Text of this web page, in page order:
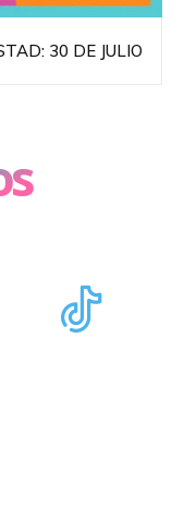
30 DE JULIO